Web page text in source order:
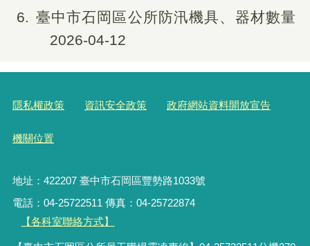
6
臺中市石岡區公所防汛機具、器材數量
2026-04-12
隱私權政策 資訊安全政策 政府網站資料開放宣告
機關位置
地址：422207 臺中市石岡區豐勢路1033號
電話：04-25722511 傳真：04-25722874
【各科室聯絡方式】